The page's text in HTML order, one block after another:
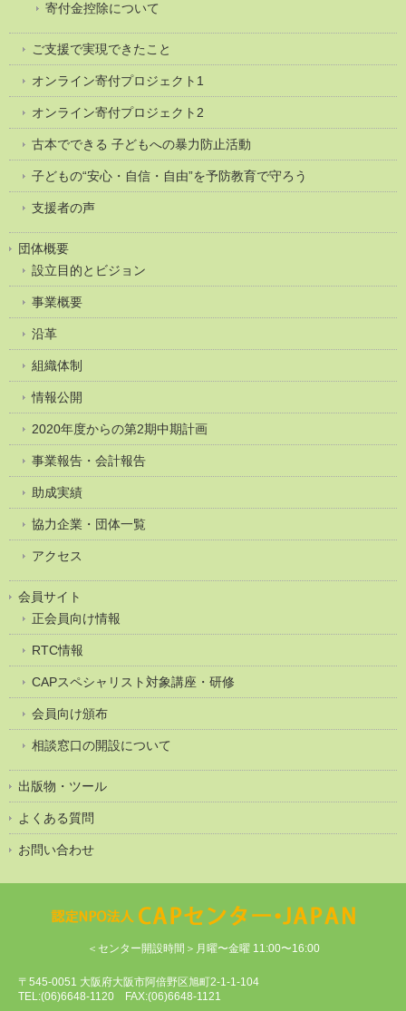
寄付金控除について
ご支援で実現できたこと
オンライン寄付プロジェクト1
オンライン寄付プロジェクト2
古本でできる 子どもへの暴力防止活動
子どもの“安心・自信・自由”を予防教育で守ろう
支援者の声
団体概要
設立目的とビジョン
事業概要
沿革
組織体制
情報公開
2020年度からの第2期中期計画
事業報告・会計報告
助成実績
協力企業・団体一覧
アクセス
会員サイト
正会員向け情報
RTC情報
CAPスペシャリスト対象講座・研修
会員向け頒布
相談窓口の開設について
出版物・ツール
よくある質問
お問い合わせ
＜センター開設時間＞月曜〜金曜 11:00〜16:00
〒545-0051 大阪府大阪市阿倍野区旭町2-1-1-104
TEL:(06)6648-1120 FAX:(06)6648-1121